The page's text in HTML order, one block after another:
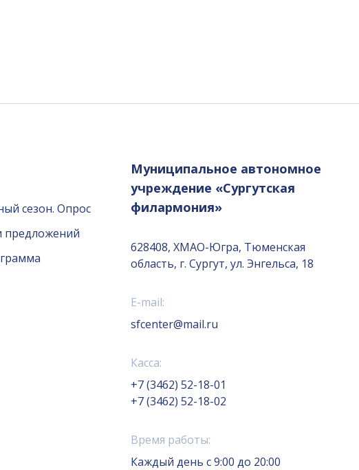
сезон. Опрос
предложений
Муниципальное автономное
учреждение «Сургутская
филармония»
628408, ХМАО-Югра, Тюменская
область, г. Сургут, ул. Энгельса, 18
E-mail:
sfcenter@mail.ru
Касса:
+7 (3462) 52-18-01
+7 (3462) 52-18-02
Время работы:
Каждый день с 9:00 до 20:00